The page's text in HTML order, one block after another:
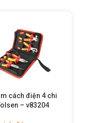
chi
Kìm tuốt dây
Tolsen – v16066